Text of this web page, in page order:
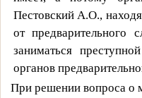
Пестовский А.О.,
от предварительного
заниматься
органов
При решении вопроса о